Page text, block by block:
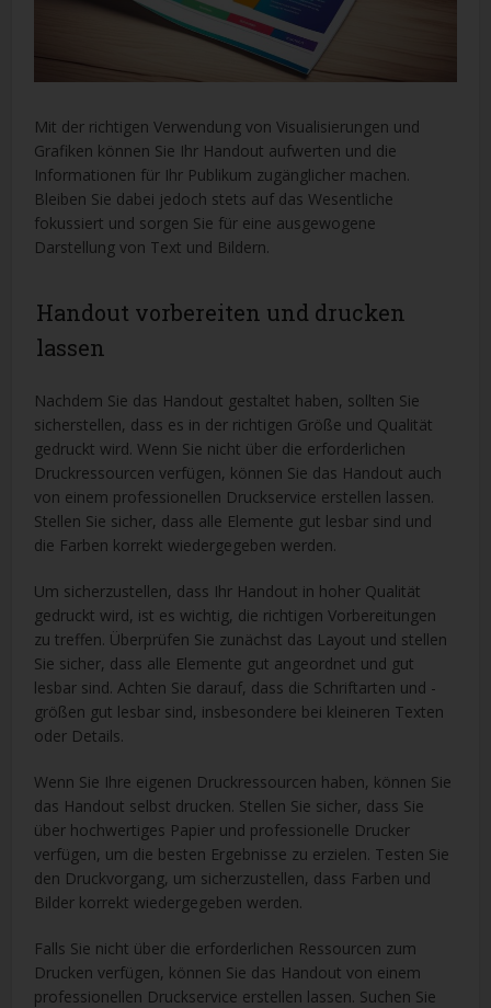
Mit der richtigen Verwendung von Visualisierungen und
Grafiken können Sie Ihr Handout aufwerten und die
Informationen für Ihr Publikum zugänglicher machen.
Bleiben Sie dabei jedoch stets auf das Wesentliche
fokussiert und sorgen Sie für eine ausgewogene
Darstellung von Text und Bildern.
Handout vorbereiten und drucken
lassen
Nachdem Sie das Handout gestaltet haben, sollten Sie
sicherstellen, dass es in der richtigen Größe und Qualität
gedruckt wird. Wenn Sie nicht über die erforderlichen
Druckressourcen verfügen, können Sie das Handout auch
von einem professionellen Druckservice erstellen lassen.
Stellen Sie sicher, dass alle Elemente gut lesbar sind und
die Farben korrekt wiedergegeben werden.
Um sicherzustellen, dass Ihr Handout in hoher Qualität
gedruckt wird, ist es wichtig, die richtigen Vorbereitungen
zu treffen. Überprüfen Sie zunächst das Layout und stellen
Sie sicher, dass alle Elemente gut angeordnet und gut
lesbar sind. Achten Sie darauf, dass die Schriftarten und -
größen gut lesbar sind, insbesondere bei kleineren Texten
oder Details.
Wenn Sie Ihre eigenen Druckressourcen haben, können Sie
das Handout selbst drucken. Stellen Sie sicher, dass Sie
über hochwertiges Papier und professionelle Drucker
verfügen, um die besten Ergebnisse zu erzielen. Testen Sie
den Druckvorgang, um sicherzustellen, dass Farben und
Bilder korrekt wiedergegeben werden.
Falls Sie nicht über die erforderlichen Ressourcen zum
Drucken verfügen, können Sie das Handout von einem
professionellen Druckservice erstellen lassen. Suchen Sie